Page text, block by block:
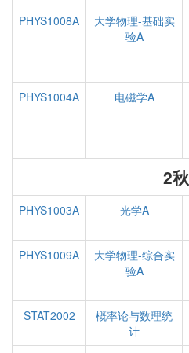
PHYS1008A
大学物理-基础实
验A
PHYS1004A
电磁学A
2秋
PHYS1003A 光学A
PHYS1009A
大学物理-综合实
验A
STAT2002
概率论与数理统
计